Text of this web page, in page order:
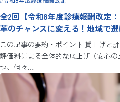
全2回【令和8年度診療報酬改定
革のチャンスに変える！地域で
ための人事戦略
この記事の要約・ポイント 賃上げと
評価料による全体的な底上げ（安心
つ、個々…